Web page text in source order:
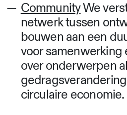
CommunityWe
netwerk tussen
bouwen aan een
voor samenwerking
over onderwerpen
circulaire economie.